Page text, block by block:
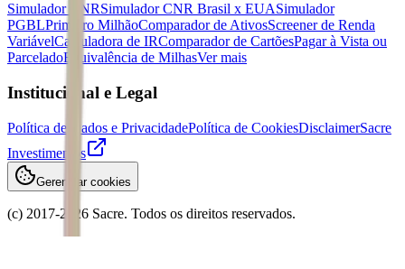
Simulador CNRSimulador CNR Brasil x EUASimulador
PGBLPrimeiro MilhãoComparador de AtivosScreener de Renda
VariávelCalculadora de IRComparador de CartõesPagar à Vista ou
ParceladoEquivalência de MilhasVer mais
Institucional e Legal
Política de Dados e PrivacidadePolítica de CookiesDisclaimerSacre
Investimentos
Gerenciar cookies
(c) 2017-2026 Sacre. Todos os direitos reservados.